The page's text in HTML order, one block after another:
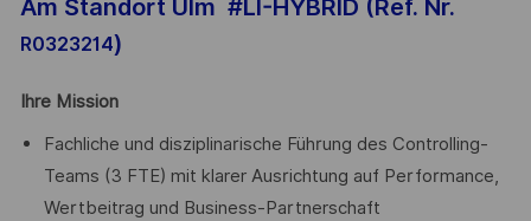
Am Standort Ulm #LI-HYBRID (Ref. Nr.
R0323214)
Ihre Mission
Fachliche und disziplinarische Führung des Controlling-
Teams (3 FTE) mit klarer Ausrichtung auf Performance,
Wertbeitrag und Business-Partnerschaft